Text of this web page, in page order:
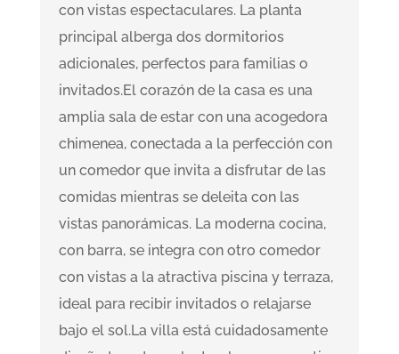
con vistas espectaculares. La planta
principal alberga dos dormitorios
adicionales, perfectos para familias o
invitados.El corazón de la casa es una
amplia sala de estar con una acogedora
chimenea, conectada a la perfección con
un comedor que invita a disfrutar de las
comidas mientras se deleita con las
vistas panorámicas. La moderna cocina,
con barra, se integra con otro comedor
con vistas a la atractiva piscina y terraza,
ideal para recibir invitados o relajarse
bajo el sol.La villa está cuidadosamente